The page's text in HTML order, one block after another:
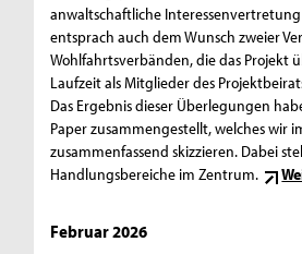
anwaltschaftliche
entsprach auch dem Wunsch zweier
Wohlfahrtsverbänden, die das Projekt
Laufzeit als Mitglieder des
Das Ergebnis dieser Überlegungen
Paper zusammengestellt, welches wir
zusammenfassend skizzieren. Dabei
Handlungsbereiche im Zentrum.
Februar 2026